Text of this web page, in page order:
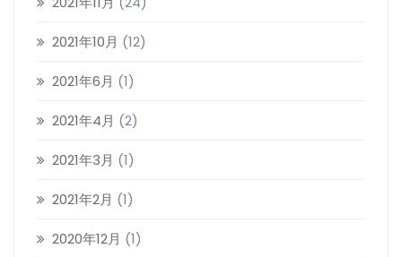
2021年10月 (12)
2021年6月 (1)
2021年4月 (2)
2021年3月 (1)
2021年2月 (1)
2020年12月 (1)